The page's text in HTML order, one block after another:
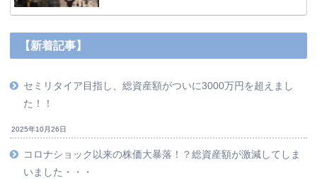
【新着記事】
セミリタイア目指し、総資産額がついに3000万円を超えまし
た！！
2025年10月26日
コロナショック以来の株価大暴落！？総資産額が激減してしま
いました・・・